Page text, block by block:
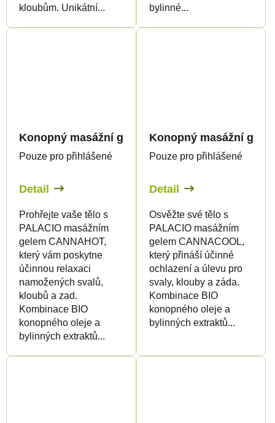
kloubům. Unikátní...
bylinné...
Konopný masážní gel CANNAHOT hřejivý,
Pouze pro přihlášené
Detail
Prohřejte vaše tělo s
PALACIO masážním
gelem CANNAHOT,
který vám poskytne
účinnou relaxaci
namožených svalů,
kloubů a zad.
Kombinace BIO
konopného oleje a
bylinných extraktů...
Konopný masážní gel
Pouze pro přihlášené
Detail
Osvěžte své tělo s
PALACIO masážním
gelem CANNACOOL,
který přináší účinné
ochlazení a úlevu pro
svaly, klouby a záda.
Kombinace BIO
konopného oleje a
bylinných extraktů...